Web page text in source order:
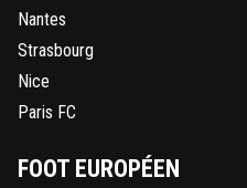
Nantes
Strasbourg
Nice
Paris FC
FOOT EUROPÉEN